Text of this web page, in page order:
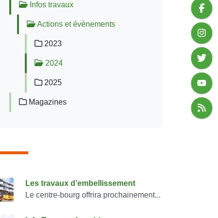
Infos travaux
Actions et évènements
2023
2024
2025
Magazines
également
Les travaux d’embellissement
Le centre-bourg offrira prochainement...